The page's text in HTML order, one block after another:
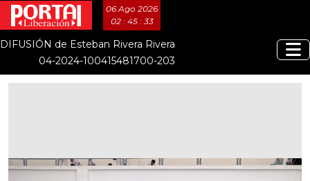
06 Ago 2026
02 : 45 : 34
DIFUSIÓN de Esteban Rivera Rivera
04-2024-100415481700-203